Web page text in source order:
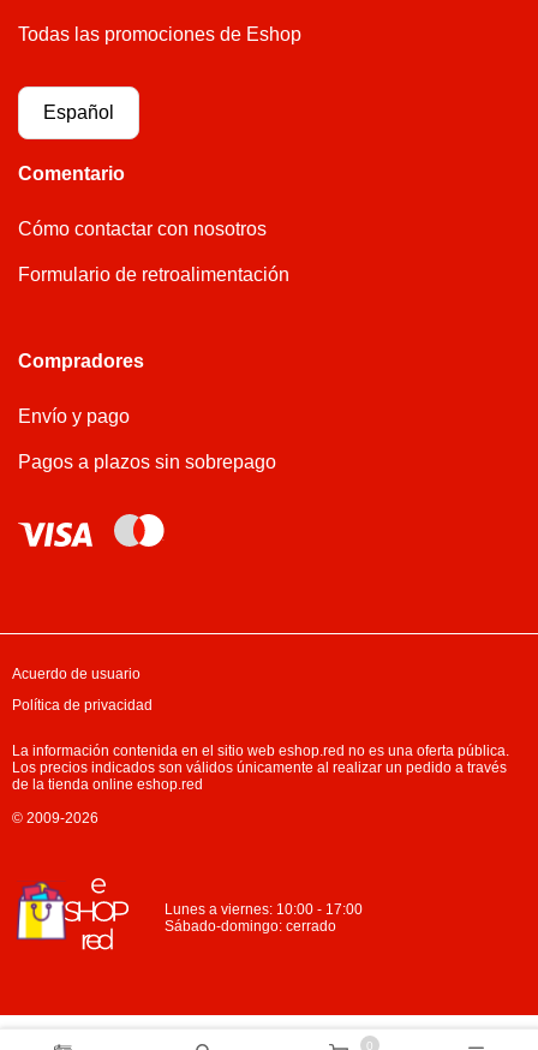
0
Todas las promociones de Eshop
Español
Comentario
Cómo contactar con nosotros
Formulario de retroalimentación
Compradores
Envío y pago
Pagos a plazos sin sobrepago
Lunes a viernes: 10:00 - 17:00
Sábado-domingo: cerrado
Acuerdo de usuario
Política de privacidad
La información contenida en el sitio web eshop.red no es una oferta pública.
Los precios indicados son válidos únicamente al realizar un pedido a través
de la tienda online eshop.red
© 2009-2026